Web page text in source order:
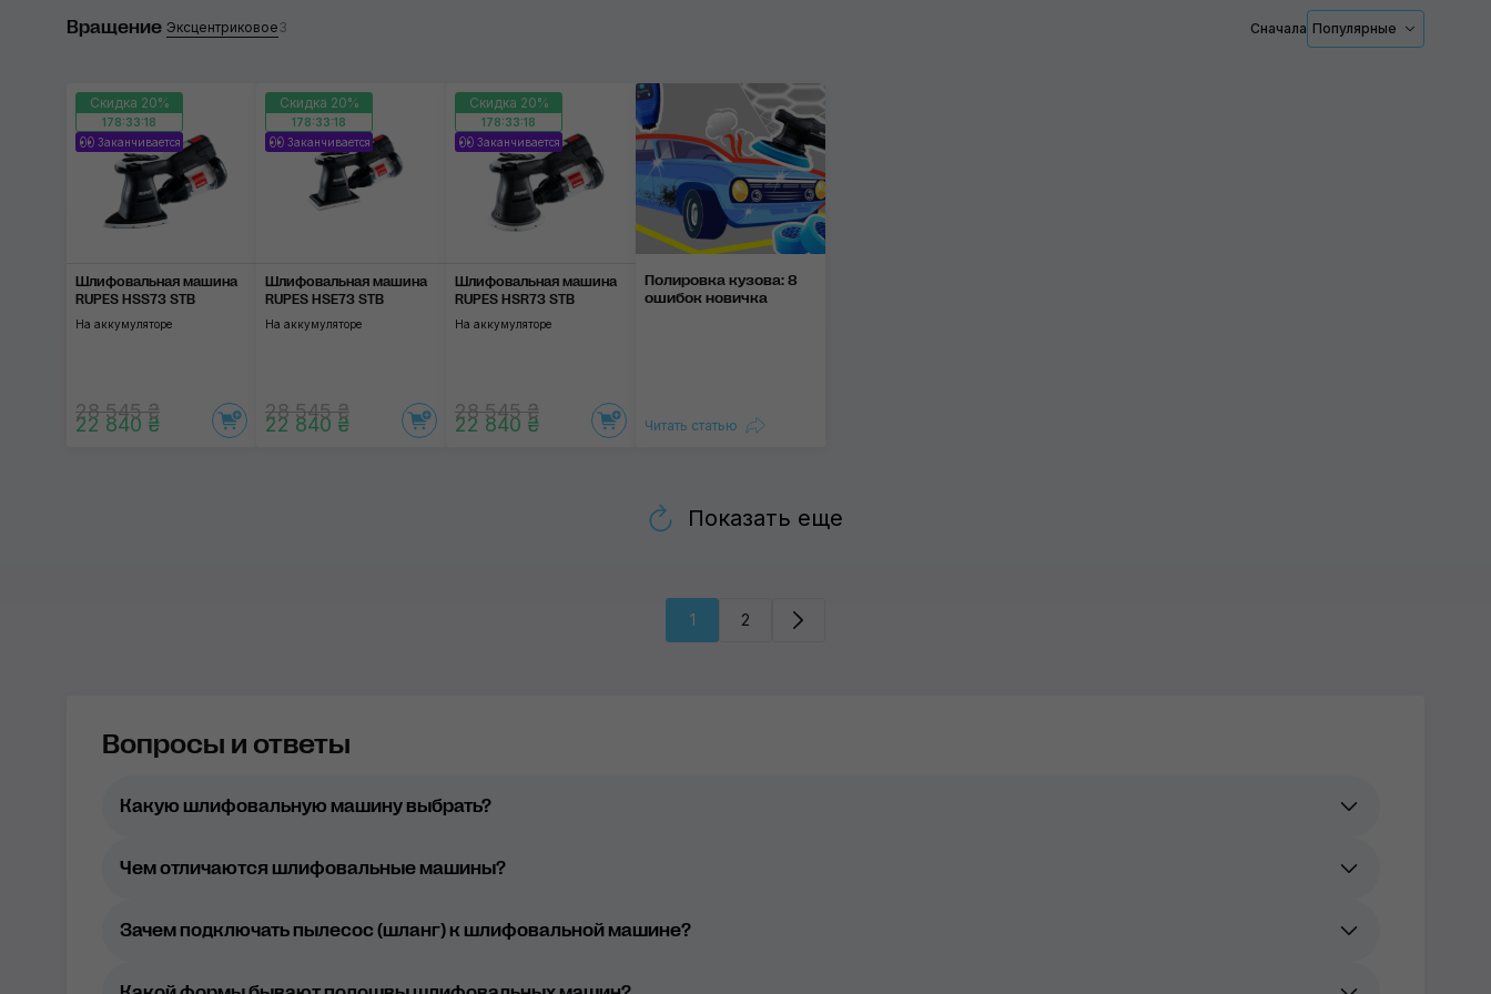
Прямоугольник
Применить
Вращение Эксцентриковое3 Сначала Популярные
Скидка 20%
178:33:18
Заканчивается
Шлифовальная машина
RUPES HSS73 STB
На аккумуляторе
28 545 ₴
22 840 ₴
Скидка 20%
178:33:18
Заканчивается
Шлифовальная машина
RUPES HSE73 STB
На аккумуляторе
28 545 ₴
22 840 ₴
Скидка 20%
178:33:18
Заканчивается
Шлифовальная машина
RUPES HSR73 STB
На аккумуляторе
28 545 ₴
22 840 ₴
Полировка ку­зова: 8
оши­бок нови­чка
Читать статью
Показать еще
1 2
Вопросы и ответы
Какую шлифовальную машину выбрать?
Чем отличаются шлифовальные машины?
ходом эксцентрика (3, 6, 9 мм);
Зачем подключать пылесос (шланг) к шлифовальной машине?